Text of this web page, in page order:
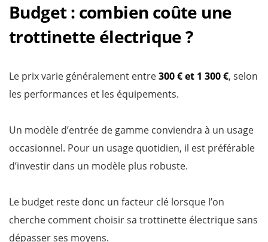
Budget : combien coûte une
trottinette électrique ?
Le prix varie généralement entre300 € et 1 300 €, selon
les performances et les équipements.
Un modèle d’entrée de gamme conviendra à un usage
occasionnel. Pour un usage quotidien, il est préférable
d’investir dans un modèle plus robuste.
Le budget reste donc un facteur clé lorsque l’on
cherche comment choisir sa trottinette électrique sans
dépasser ses moyens.